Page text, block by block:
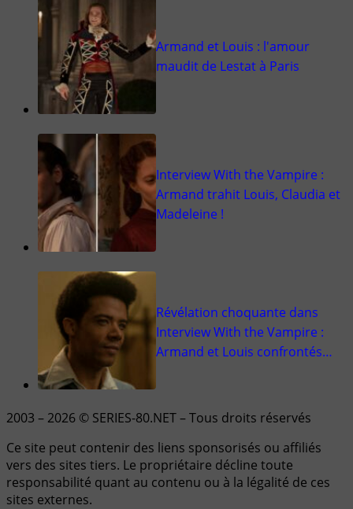
Armand et Louis : l'amour
maudit de Lestat à Paris
Interview With the Vampire :
Armand trahit Louis, Claudia et
Madeleine !
Révélation choquante dans
Interview With the Vampire :
Armand et Louis confrontés…
2003 – 2026 © SERIES-80.NET – Tous droits réservés
Ce site peut contenir des liens sponsorisés ou affiliés
vers des sites tiers. Le propriétaire décline toute
responsabilité quant au contenu ou à la légalité de ces
sites externes.